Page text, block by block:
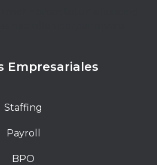
Empresariales
Staffing
Payroll
BPO